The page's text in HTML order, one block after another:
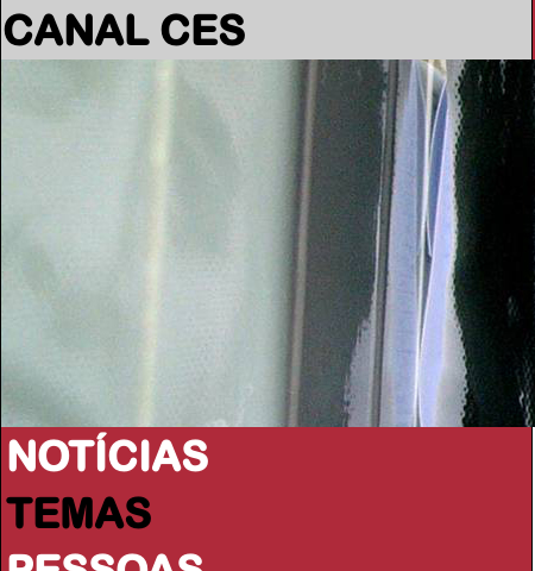
CANAL CES
NOTÍCIAS
TEMAS